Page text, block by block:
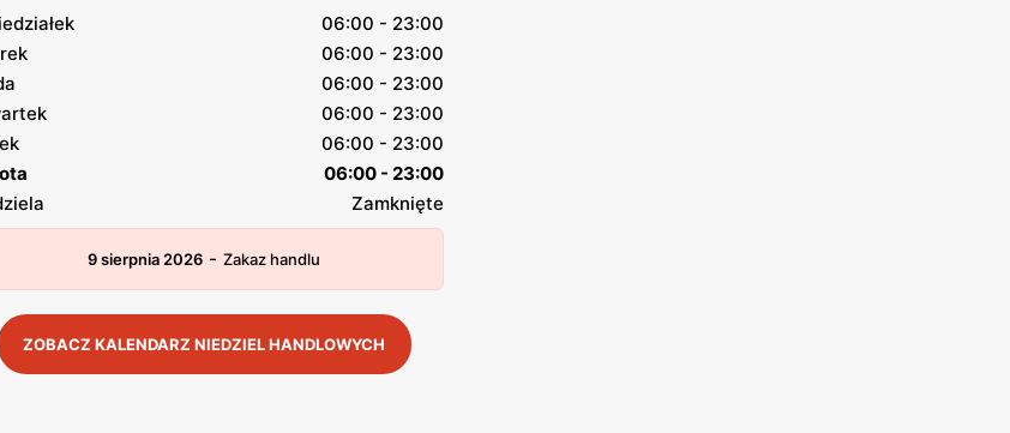
06:00 - 23:00
06:00 - 23:00
06:00 - 23:00
06:00 - 23:00
06:00 - 23:00
06:00 - 23:00
Zamknięte
9 sierpnia 2026 - Zakaz handlu
ZOBACZ KALENDARZ NIEDZIEL HANDLOWYCH